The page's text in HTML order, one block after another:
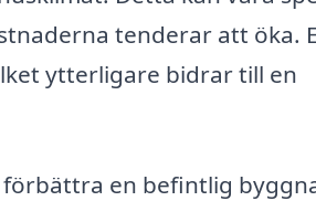
tenderar att öka.
ytterligare bidrar till en
en befintlig